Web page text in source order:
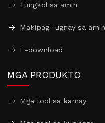
Tungkol sa amin
Makipag -ugnay sa amin
I -download
MGA PRODUKTO
Mga tool sa kamay